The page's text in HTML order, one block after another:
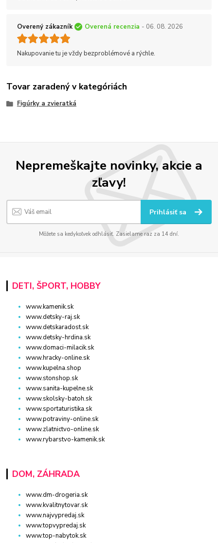
Overený zákazník Overená recenzia - 06. 08. 2026
Nakupovanie tu je vždy bezproblémové a rýchle.
Tovar zaradený v kategóriách
Figúrky a zvieratká
Nepremeškajte novinky, akcie a
zľavy!
Prihlásiť sa
Môžete sa kedykoľvek odhlásiť. Zasielame raz za 14 dní.
DETI, ŠPORT, HOBBY
www.kamenik.sk
www.detsky-raj.sk
www.detskaradost.sk
www.detsky-hrdina.sk
www.domaci-milacik.sk
www.hracky-online.sk
www.kupelna.shop
www.stonshop.sk
www.sanita-kupelne.sk
www.skolsky-batoh.sk
www.sportaturistika.sk
www.potraviny-online.sk
www.zlatnictvo-online.sk
www.rybarstvo-kamenik.sk
DOM, ZÁHRADA
www.dm-drogeria.sk
www.kvalitnytovar.sk
www.najvypredaj.sk
www.topvypredaj.sk
www.top-nabytok.sk